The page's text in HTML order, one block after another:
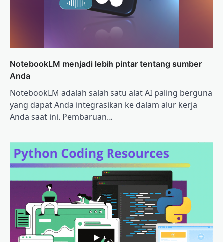
NotebookLM menjadi lebih pintar tentang sumber
Anda
NotebookLM adalah salah satu alat AI paling berguna
yang dapat Anda integrasikan ke dalam alur kerja
Anda saat ini. Pembaruan…